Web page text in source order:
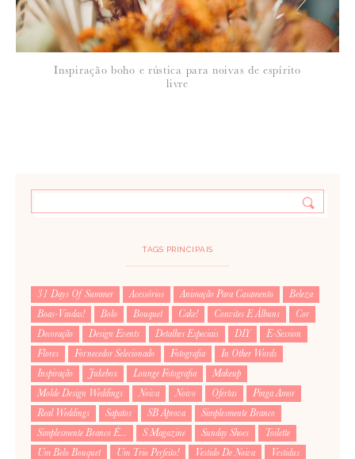
Inspiração boho e rústica para noivas de espírito
livre
TAGS PRINCIPAIS
31 Days Of Summer Acessórios Animação Para Casamento
Beleza
Boas-Vindas!
Bolo Bouquet Cake! Convites E Álbuns
Cor
Decoração
Design Events Detalhes Especiais DIY
E-Session
Flores
Fornecedor Selecionado Fotografia
In Other Words
Inspiração
Jukebox Lounge Fotografia
Makeup
Molde Design Weddings
Noiva Noivo Ofertas
Pinga Amor
Real Weddings
Sapatos SB Aprova
Simplesmente Branco
Simplesmente Branco É...
S Magazine Sunday Shoes
Toilette
Um Belo Bouquet
Um Trio Perfeito! Vestido De Noiva Vestidus